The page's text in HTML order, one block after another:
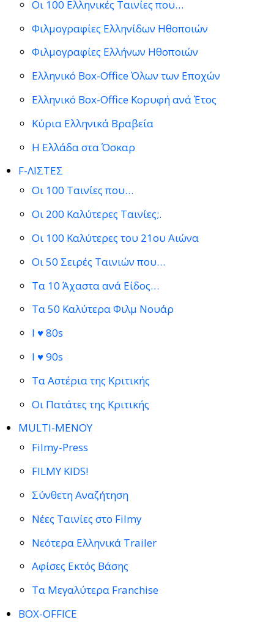
Οι 100 Ελληνικές Ταινίες που…
Φιλμογραφίες Ελληνίδων Ηθοποιών
Φιλμογραφίες Ελλήνων Ηθοποιών
Ελληνικό Box-Office Όλων των Εποχών
Ελληνικό Box-Office Κορυφή ανά Έτος
Κύρια Ελληνικά Βραβεία
Η Ελλάδα στα Όσκαρ
F-ΛΙΣΤΕΣ
Οι 100 Ταινίες που…
Οι 200 Καλύτερες Ταινίες;.
Οι 100 Καλύτερες του 21ου Αιώνα
Οι 50 Σειρές Ταινιών που…
Τα 10 Άχαστα ανά Είδος…
Τα 50 Καλύτερα Φιλμ Νουάρ
I ♥ 80s
I ♥ 90s
Τα Αστέρια της Κριτικής
Οι Πατάτες της Κριτικής
MULTI-ΜΕΝΟΥ
Filmy-Press
FILMY KIDS!
Σύνθετη Αναζήτηση
Νέες Ταινίες στο Filmy
Νεότερα Ελληνικά Trailer
Αφίσες Εκτός Βάσης
Τα Μεγαλύτερα Franchise
BOX-OFFICE